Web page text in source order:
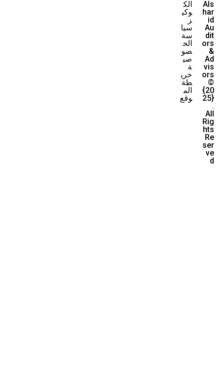
Als
har
id
Au
dit
ors
&
Ad
vis
ors
©
{20
25}
.
All
Rig
hts
Re
ser
ve
d
الك
وكي
ز
سيا
سة
الخ
صو
صي
ة
خري
طة
الم
وقع